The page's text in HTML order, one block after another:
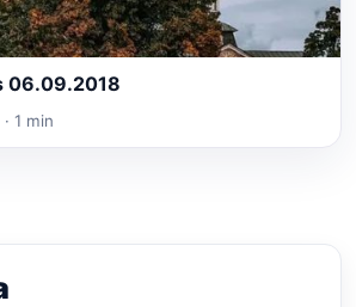
06.09.2018
1 min